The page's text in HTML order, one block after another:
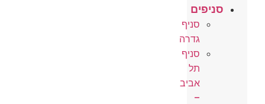
סניפים
סניף
גדרה
סניף
תל
אביב
–